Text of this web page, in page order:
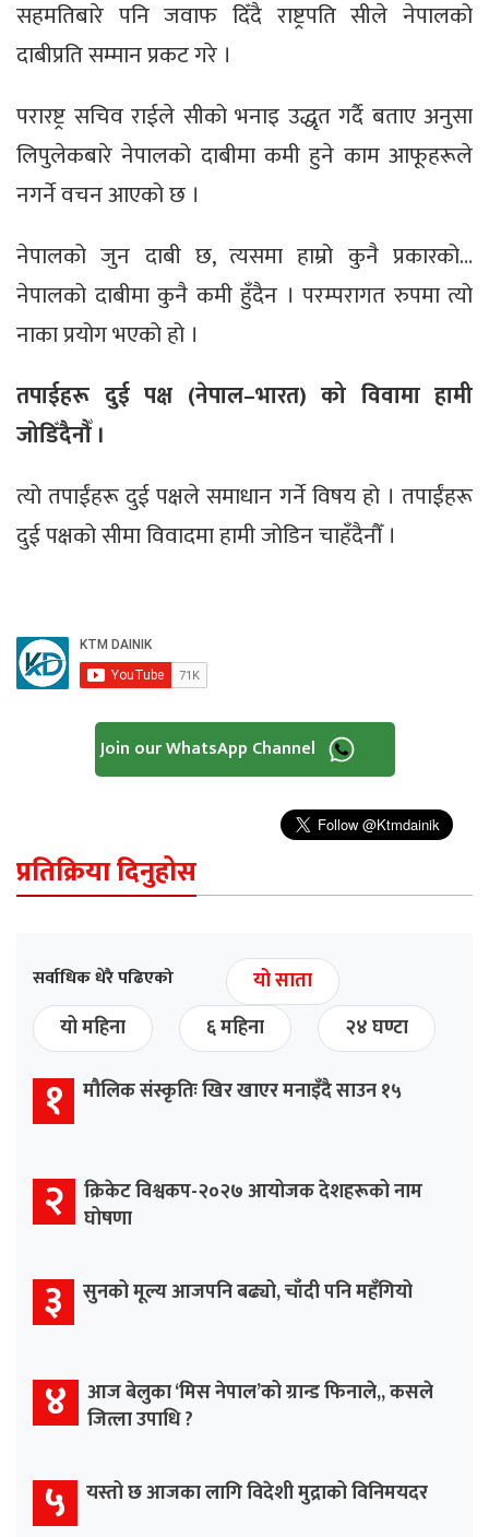
सहमतिबारे पनि जवाफ दिँदै राष्ट्रपति सीले नेपालको
दाबीप्रति सम्मान प्रकट गरे ।
परारष्ट्र सचिव राईले सीको भनाइ उद्धृत गर्दै बताए अनुसा
लिपुलेकबारे नेपालको दाबीमा कमी हुने काम आफूहरूले
नगर्ने वचन आएको छ ।
नेपालको जुन दाबी छ, त्यसमा हाम्रो कुनै प्रकारको…
नेपालको दाबीमा कुनै कमी हुँदैन । परम्परागत रुपमा त्यो
नाका प्रयोग भएको हो ।
तपाईहरू दुई पक्ष (नेपाल–भारत) को विवामा हामी
जोडिँदैनौँ ।
त्यो तपाईंहरू दुई पक्षले समाधान गर्ने विषय हो । तपाईंहरू
दुई पक्षको सीमा विवादमा हामी जोडिन चाहँदैनौँ ।
Join our WhatsApp Channel
प्रतिक्रिया दिनुहोस
सर्वाधिक धेरै पढिएको
यो साता
यो महिना
६ महिना २४ घण्टा
१ मौलिक संस्कृतिः खिर खाएर मनाइँदै साउन १५
२
क्रिकेट विश्वकप-२०२७ आयोजक देशहरूको नाम
घोषणा
३ सुनको मूल्य आजपनि बढ्यो, चाँदी पनि महँगियो
४
आज बेलुका ‘मिस नेपाल’को ग्रान्ड फिनाले,, कसले
जित्ला उपाधि ?
५ यस्तो छ आजका लागि विदेशी मुद्राको विनिमयदर